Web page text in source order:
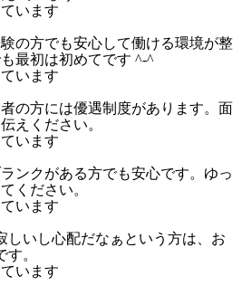
います
の方でも安心して働ける環境が整
最初は初めてです ^-^
います
の方には優遇制度があります。面
えください。
います
ンクがある方でも安心です。ゆっ
ください。
います
しいし心配だなぁという方は、お
。
います